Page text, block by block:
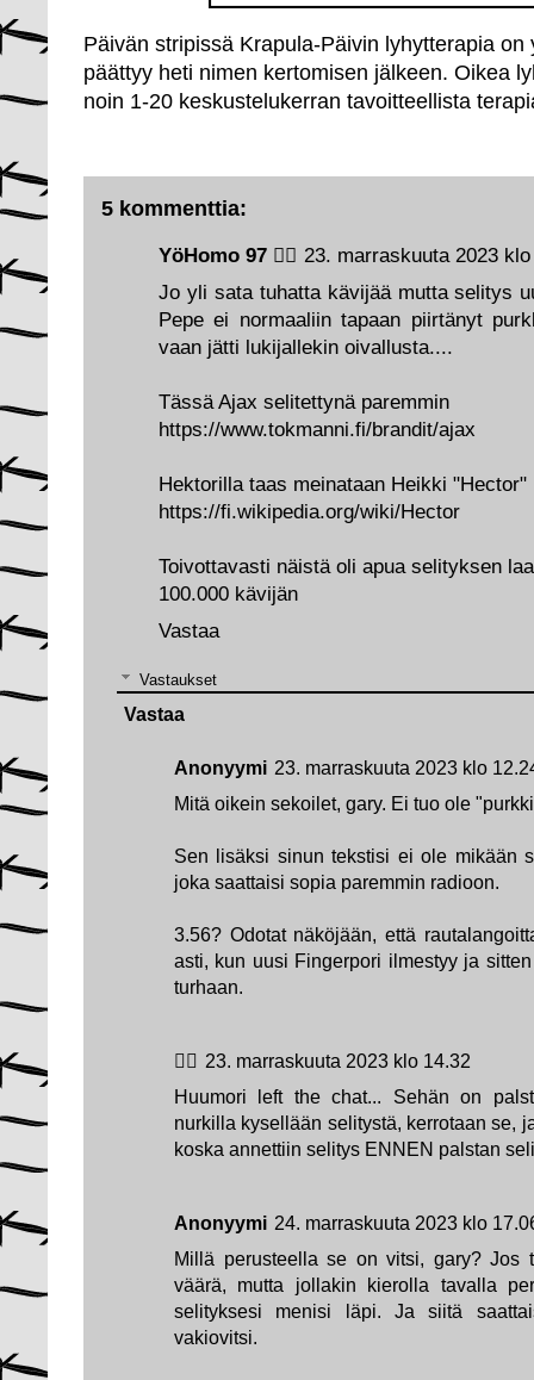
Päivän stripissä Krapula-Päivin lyhytterapia
päättyy heti nimen kertomisen jälkeen. Oikea
noin 1-20 keskustelukerran tavoitteellista
5 kommenttia:
YöHomo 97 🏳️‍🌈 23. marraskuuta 2023
Jo yli sata tuhatta kävijää mutta selitys
Pepe ei normaaliin tapaan piirtänyt
vaan jätti lukijallekin oivallusta....
Tässä Ajax selitettynä paremmin
https://www.tokmanni.fi/brandit/ajax
Hektorilla taas meinataan Heikki "Hector"
https://fi.wikipedia.org/wiki/Hector
Toivottavasti näistä oli apua selityksen
100.000 kävijän
Vastaa
Vastaukset
Anonyymi 23. marraskuuta 2023 klo
Mitä oikein sekoilet, gary. Ei tuo ole
Sen lisäksi sinun tekstisi ei ole mikään
joka saattaisi sopia paremmin radioon.
3.56? Odotat näköjään, että
asti, kun uusi Fingerpori ilmestyy ja
turhaan.
🏳️‍🌈 23. marraskuuta 2023 klo 14.32
Huumori left the chat... Sehän on
nurkilla kysellään selitystä, kerrotaan se,
koska annettiin selitys ENNEN palstan
Anonyymi 24. marraskuuta 2023 klo
Millä perusteella se on vitsi, gary? Jos
väärä, mutta jollakin kierolla tavalla
selityksesi menisi läpi. Ja siitä
vakiovitsi.
Vastaa